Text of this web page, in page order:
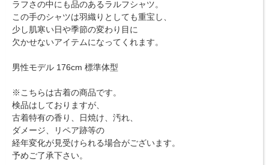
ラフさの中にも品のあるラルフシャツ。
この手のシャツは羽織りとしても重宝し、
少し肌寒い日や季節の変わり目に
欠かせないアイテムになってくれます。
男性モデル 176cm 標準体型
※こちらは古着の商品です。
検品はしておりますが、
古着特有の香り、日焼け、汚れ、
ダメージ、リペア跡等の
経年変化が見受けられる場合がございます。
予めご了承下さい。